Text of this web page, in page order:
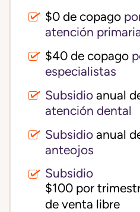
$0 de copago
atención
$40 de copago
especialistas
Subsidio anual
atención dental
Subsidio anual
anteojos
Subsidio
$100 por
de venta libre